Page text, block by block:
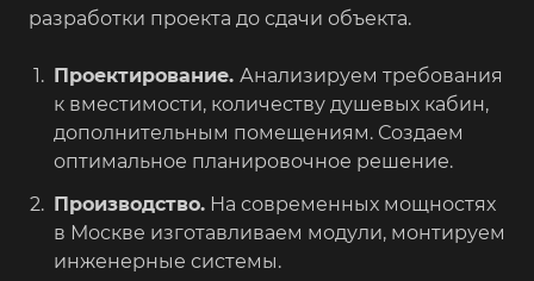
разработки проекта до сдачи объекта.
Проектирование. Анализируем требования
к вместимости, количеству душевых кабин,
дополнительным помещениям. Создаем
оптимальное планировочное решение.
Производство. На современных мощностях
в Москве изготавливаем модули, монтируем
инженерные системы.